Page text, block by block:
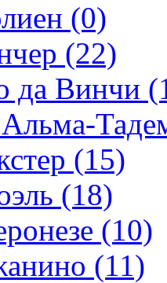
(0)
(22)
да Винчи
(15)
(18)
(10)
(11)